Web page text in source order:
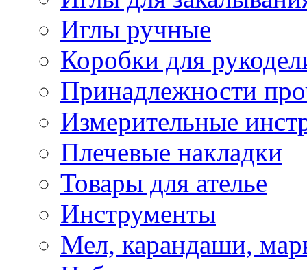
Иглы ручные
Коробки для
Принадлежности
Измерительные
Плечевые накладки
Товары для ателье
Инструменты
Мел, карандаши,